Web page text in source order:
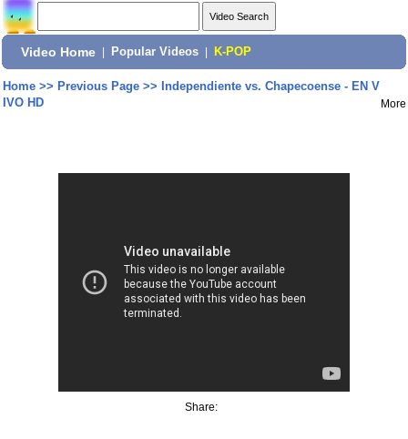
Video Home Popular Videos K-POP
Home>> Previous Page>> Independiente vs. Chapecoense - EN V
IVO HD
More
Share: